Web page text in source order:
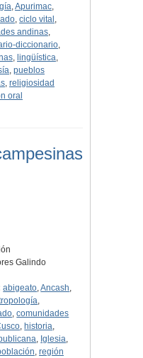
,Apurimac,
,ciclo vital ,
andinas,
diccionario,
, lingüística,
, pueblos
, religiosidad
oral
Galindo
abigeato,Ancash,
,
,comunidades
, historia,
, Iglesia,
, región